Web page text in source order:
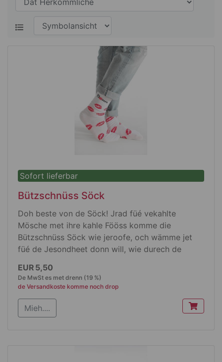
Sofort lieferbar
Bützschnüss Söck
Doh beste von de Söck! Jrad füé vekahlte
Mösche met ihre kahle Fööss komme die
Bützschnüss Söck wie jeroofe, och wämme jet
füé de Jesondheet donn will, wie durech de
Sebbejebirch talepe ode durch et Städtche
flaniere. Passe och dänne, die op jrußem Foss
lävve. En zwei Jröße 39-42 ode 43-45 ze hann.
Me kann se och veschenke.
EUR 5,50
De MwSt es met drenn (19 %)
de Versandkoste komme noch drop
Mieh....